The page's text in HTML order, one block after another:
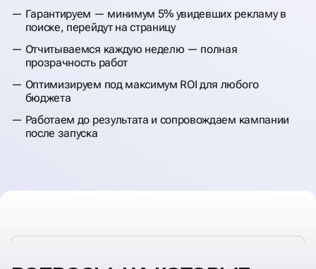
Гарантируем — минимум 5% увидевших рекламу в
поиске, перейдут на страницу
Отчитываемся каждую неделю — полная
прозрачность работ
Оптимизируем под максимум ROI для любого
бюджета
Работаем до результата и сопровождаем кампании
после запуска